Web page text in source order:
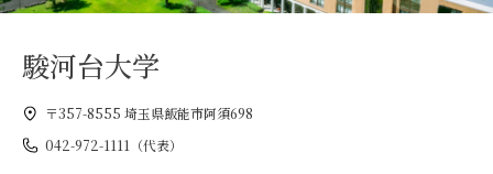
駿河台大学
〒357-8555 埼玉県飯能市阿須698
042-972-1111（代表）